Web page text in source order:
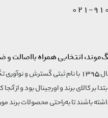
انتخابی همراه بااصالت و
بر کالای برند و اورجینال بود و از
باشند تا به‌راحتی محصولات برند